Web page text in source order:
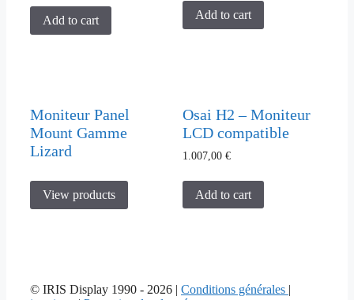
Add to cart Add to cart
Moniteur Panel
Mount Gamme
Lizard
View products
Osai H2 – Moniteur
LCD compatible
1.007,00€
Add to cart
© IRIS Display 1990 - 2026 | Conditions générales |